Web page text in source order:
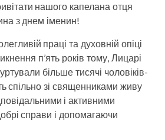
нашого капелана отця
з днем іменин!
праці та духовній опіці
п’ять років тому, Лицарі
більше тисячі чоловіків-
спільно зі священниками живу
і активними
справи і допомагаючи